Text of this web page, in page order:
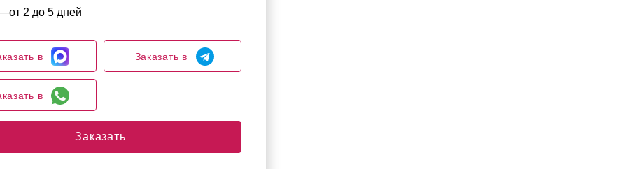
2 до 5 дней
в Заказать в
в
Заказать